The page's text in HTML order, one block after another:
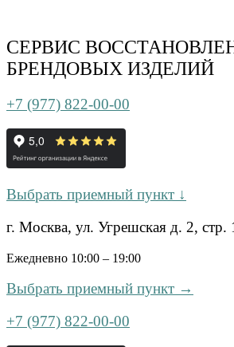
СЕРВИС
БРЕНДОВЫХ ИЗДЕЛИЙ
+7 (977) 822-00-00
Выбрать приемный пункт ↓
г. Москва, ул. Угрешская д. 2, стр.
Ежедневно 10:00 – 19:00
Выбрать приемный пункт →
+7 (977) 822-00-00